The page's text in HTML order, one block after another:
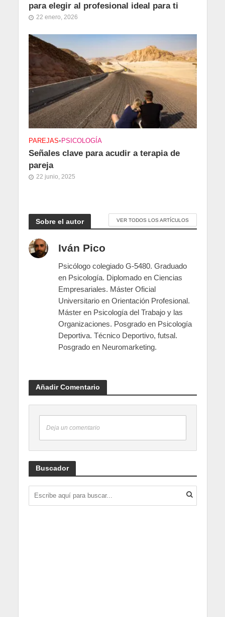
para elegir al profesional ideal para ti
22 enero, 2026
PAREJAS• PSICOLOGÍA
Señales clave para acudir a terapia de
pareja
22 junio, 2025
Sobre el autor VER TODOS LOS ARTÍCULOS
Iván Pico
Psicólogo colegiado G-5480. Graduado
en Psicología. Diplomado en Ciencias
Empresariales. Máster Oficial
Universitario en Orientación Profesional.
Máster en Psicología del Trabajo y las
Organizaciones. Posgrado en Psicología
Deportiva. Técnico Deportivo, futsal.
Posgrado en Neuromarketing.
Añadir Comentario
Deja un comentario
Buscador